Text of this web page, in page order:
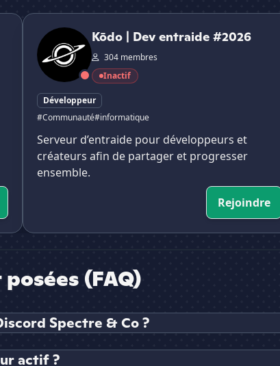
Kōdo | Dev entraide #2026
Kōdo | Dev entraide #2026
304 membres
Inactif
Développeur
#Communauté#informatique
Serveur d’entraide pour développeurs et
créateurs afin de partager et progresser
ensemble.
Rejoindre
(FAQ)
Spectre & Co ?
actif ?